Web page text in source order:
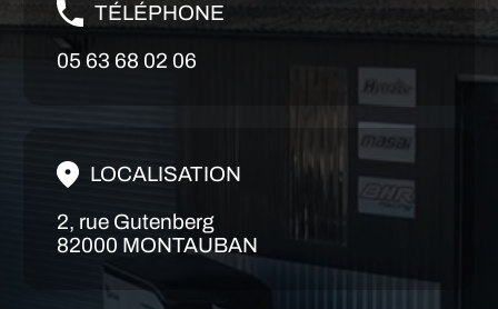
TÉLÉPHONE
05 63 68 02 06
LOCALISATION
2, rue Gutenberg
82000 MONTAUBAN